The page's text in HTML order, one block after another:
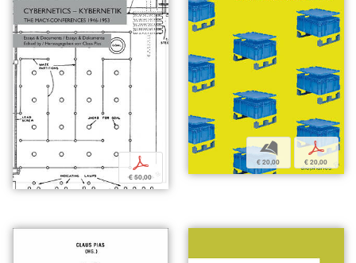
p
€ 50,00
b
€ 20,00
p
€ 20,00